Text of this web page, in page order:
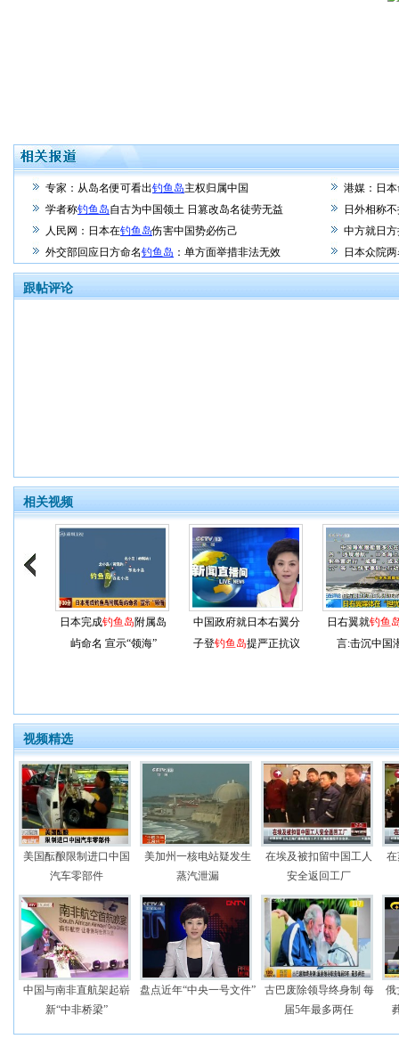
专家：从岛名便可看出钓鱼岛主权归属中国
港媒：日
学者称钓鱼岛自古为中国领土 日篡改岛名徒劳无益
日外相称
人民网：日本在钓鱼岛伤害中国势必伤己
中方就日
外交部回应日方命名钓鱼岛 ：单方面举措非法无效 日本众院
跟帖评论
相关视频
日本完成钓鱼岛附属岛
屿命名 宣示“领海”
中国政府就日本右翼分
子登钓鱼岛提严正抗议
日右翼就钓鱼
言:击沉中国
视频精选
美国酝酿限制进口中国
汽车零部件
美加州一核电站疑发生
蒸汽泄漏
在埃及被扣留中国工人
安全返回工厂
中国与南非直航架起崭
新“中非桥梁”
盘点近年“中央一号文件”
古巴废除领导终身制 每
届5年最多两任
俄